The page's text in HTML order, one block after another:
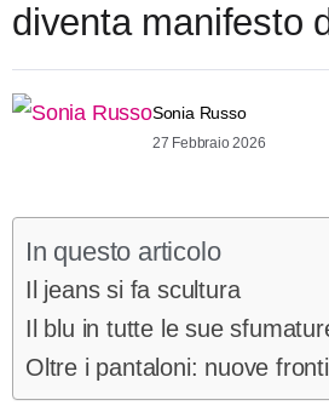
diventa manifesto
Sonia Russo
27 Febbraio 2026
In questo articolo
Il jeans si fa scultura
Il blu in tutte le sue
Oltre i pantaloni: nuove